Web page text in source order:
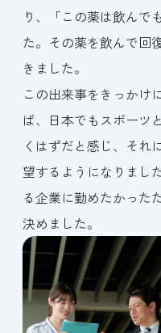
り、「この薬は飲んで
た。その薬を飲んで回
きました。
この出来事をきっかけ
ば、日本でもスポーツ
くはずだと感じ、それ
望するようになりまし
る企業に勤めたかった
決めました。